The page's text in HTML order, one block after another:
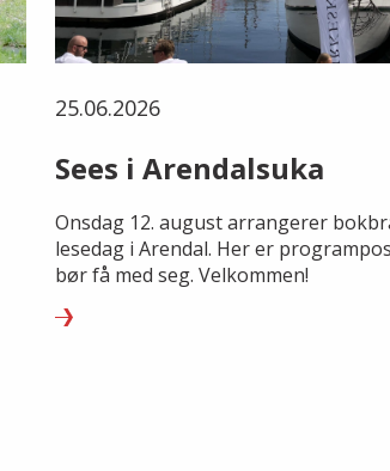
25.06.2026
Sees i Arendalsuka
Onsdag 12. august arrangerer
lesedag i Arendal. Her er
bør få med seg. Velkommen!